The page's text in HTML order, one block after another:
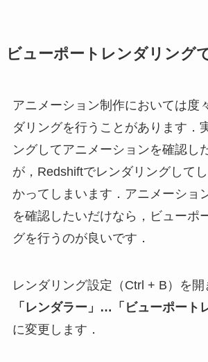
ビューポートレンダリング
アニメーション制作においては度
ダリングを行うことがあります．
ングしてアニメーションを確認し
が，Redshiftでレンダリングして
かってしまいます．アニメーショ
を確認したいだけなら，ビューポ
グを行うのが良いです．
レンダリング設定（Ctrl + B）を開
「レンダラー」…「ビューポート
に変更します．